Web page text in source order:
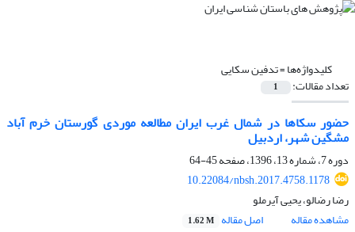
کلیدواژه‌ها =تدفین سکایی
تعداد مقالات: 1
حضور سکاها در شمال غرب ایران مطالعه موردی گورستان خرم آباد
مشگین شهر، اردبیل
دوره 7، شماره 13، 1396، صفحه
45-64
10.22084/nbsh.2017.4758.1178
رضا رضالو، یحیی آیرملو
مشاهده مقاله
اصل مقاله 1.62 M